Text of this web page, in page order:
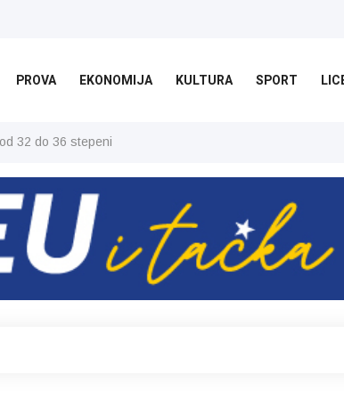
PROVA EKONOMIJA KULTURA SPORT
32 do 36 stepeni